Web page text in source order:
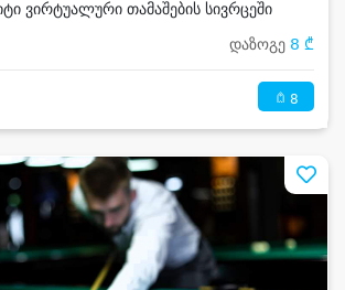
ვირტუალური თამაშების სივრცეში
დაზოგე 8 ₾
8